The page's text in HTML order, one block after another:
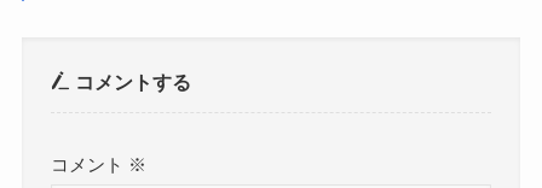
コメントする
コメント ※